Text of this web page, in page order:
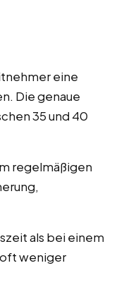
eine
Die genaue
35 und 40
regelmäßigen
als bei einem
weniger